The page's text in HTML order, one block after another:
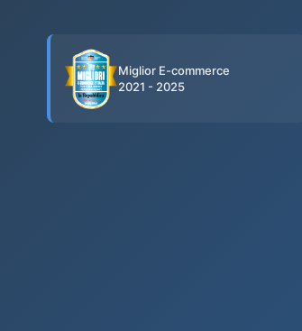
Miglior E-commerce
2021 - 2025